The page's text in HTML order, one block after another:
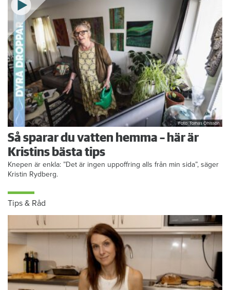
Foto: Tomas Ohlsson
Så sparar du vatten hemma – här är
Kristins bästa tips
Knepen är enkla: ”Det är ingen uppoffring alls från min sida”, säger
Kristin Rydberg.
Tips & Råd